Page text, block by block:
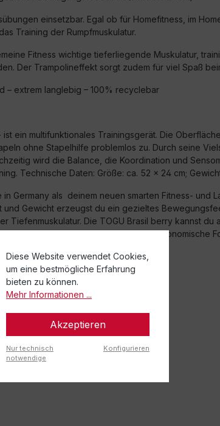
einsetzbar. Egal ob für Homefitness, im
Training der Rumpfmuskulatur.
Fitness wichtige tieferliegende Muskulatur,
Der Trampolineffekt sorgt zudem für viel Spaß
– extrem langlebig – 100% recyclebar
ein multifunktionales Trainingsgerät. Die
ohne Stapelhilfe problemlos zu. Durch seine
wird die Balance, die Koordination und
Technische Daten: Größe: ca. 52 x 24 cm;
Germany als deinem neuen smarten Fitness- und
und Gewicht erzeugst du ein gezieltes
Die TOGU Brasil berry kannst
durch die ideale Größe, die ergonomische
Diese Website verwendet Cookies,
um eine bestmögliche Erfahrung
bieten zu können.
Mehr Informationen ...
Akzeptieren
Nur technisch
notwendige
Konfigurieren